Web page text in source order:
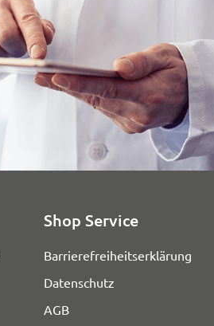
Shop Service
Barrierefreiheitserklärung
Datenschutz
AGB